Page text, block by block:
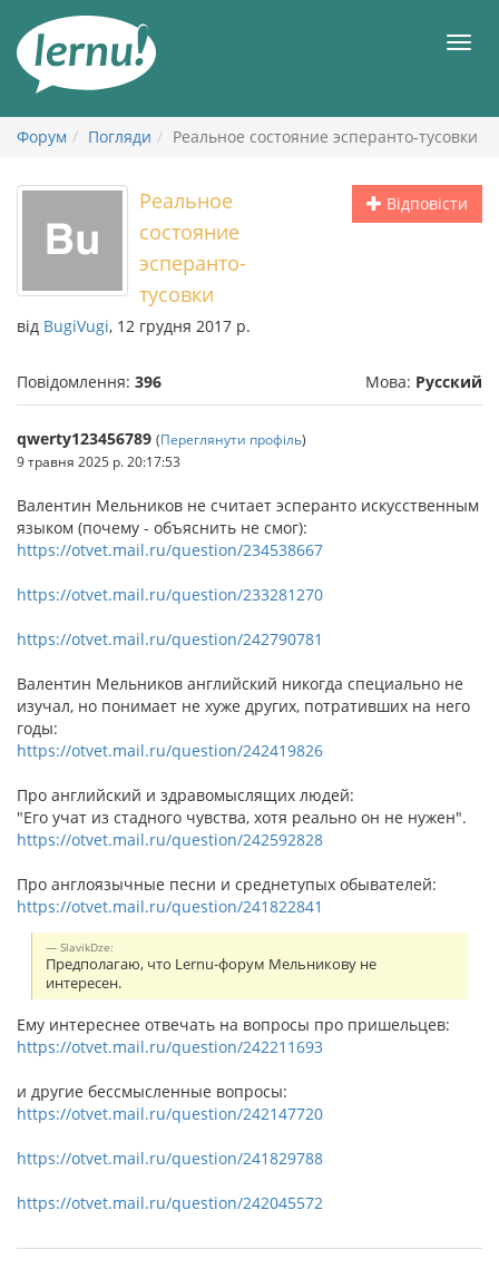
змісту
Форум Погляди Реальное состояние эсперанто-тусовки
Відповісти
Реальное
состояние
эсперанто-
тусовки
від BugiVugi, 12 грудня 2017 р.
Повідомлення: 396 Мова: Русский
qwerty123456789 (Переглянути профіль)
9 травня 2025 р. 20:17:53
Валентин Мельников не считает эсперанто искусственным
языком (почему - объяснить не смог):
https://otvet.mail.ru/question/234538667
https://otvet.mail.ru/question/233281270
https://otvet.mail.ru/question/242790781
Валентин Мельников английский никогда специально не
изучал, но понимает не хуже других, потративших на него
годы:
https://otvet.mail.ru/question/242419826
Про английский и здравомыслящих людей:
"Его учат из стадного чувства, хотя реально он не нужен".
https://otvet.mail.ru/question/242592828
Про англоязычные песни и среднетупых обывателей:
https://otvet.mail.ru/question/241822841
SlavikDze:
Предполагаю, что Lernu-форум Мельникову не
интересен.
Ему интереснее отвечать на вопросы про пришельцев:
https://otvet.mail.ru/question/242211693
и другие бессмысленные вопросы:
https://otvet.mail.ru/question/242147720
https://otvet.mail.ru/question/241829788
https://otvet.mail.ru/question/242045572